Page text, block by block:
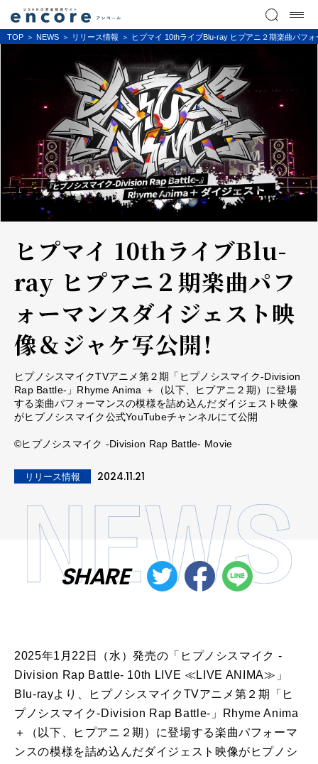
TOP NEWS リリース情報 ヒプマイ 10thライブBlu-ray ヒプアニ２期楽曲パフ
ヒプマイ 10thライブBlu-
ray ヒプアニ２期楽曲パフ
ォーマンスダイジェスト映
像＆ジャケ写公開！
ヒプノシスマイクTVアニメ第２期「ヒプノシスマイク-Division
Rap Battle-」Rhyme Anima ＋（以下、ヒプアニ２期）に登場
する楽曲パフォーマンスの模様を詰め込んだダイジェスト映像
がヒプノシスマイク公式YouTubeチャンネルにて公開
©ヒプノシスマイク -Division Rap Battle- Movie
リリース情報 2024.11.21
SHARE
2025年1月22日（水）発売の「ヒプノシスマイク -
Division Rap Battle- 10th LIVE ≪LIVE ANIMA≫」
Blu-rayより、ヒプノシスマイクTVアニメ第２期「ヒ
プノシスマイク-Division Rap Battle-」Rhyme Anima
＋（以下、ヒプアニ２期）に登場する楽曲パフォーマ
ンスの模様を詰め込んだダイジェスト映像がヒプノシ